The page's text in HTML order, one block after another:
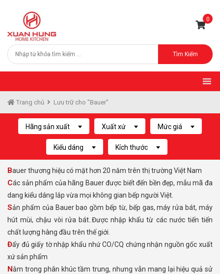
0
Tìm Kiếm
Trang chủ Lưu trữ cho "Bauer"
Hãng sản xuất Xuất xứ Mức giá
Kiểu dáng Kích thước
Bauer thương hiệu có mặt hơn 20 năm trên thị trường Việt Nam
Các sản phẩm của hãng Bauer được biết đến bền đẹp, mẫu mã đa
dang kiểu dáng lắp vừa mọi không gian bếp người Việt.
Sản phẩm của Bauer bao gồm bếp từ, bếp gas, máy rửa bát, máy
hút mùi, chậu vòi rửa bát..Được nhập khẩu từ các nước tiến tiến
chất lượng hàng đầu trên thế giới.
Đẩy đủ giấy tờ nhập khẩu nhứ CO/CQ chứng nhận nguồn gốc xuất
xứ sản phẩm
Nằm trong phân khúc tầm trung, nhưng vẫn mang lại hiệu quả sử